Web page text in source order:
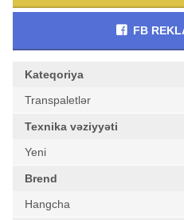
FB
Kateqoriya
Transpaletlər
Texnika vəziyyəti
Yeni
Brend
Hangcha